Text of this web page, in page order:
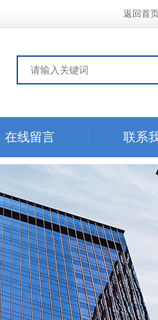
返回首
在线留言 联系